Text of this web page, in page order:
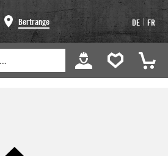
Bertrange DE | FR